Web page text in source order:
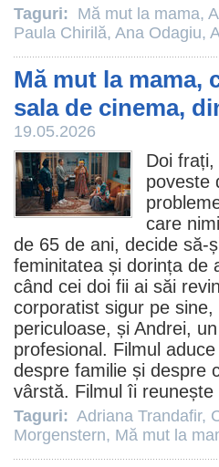
Taguri: Mă mut la mama,
Paula Chirilă, Ana Odagiu,
Mă mut la mama,
sala de cinema,
19.05.2026
Doi
poveste
care
de 65 de ani, decide să-
feminitatea și dorința de
când cei doi fii ai săi
corporatist sigur pe
periculoase, și Andrei,
profesional. Filmul
despre familie și despre
vârstă. Filmul îi reunește
Taguri: Adriana Trandafir,
Morgenstern, Mă mut la